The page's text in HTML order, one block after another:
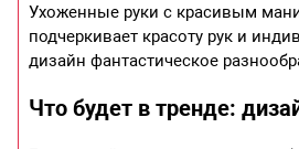
Ухоженные руки с красивым
подчеркивает красоту рук и
дизайн фантастическое
Что будет в тренде: